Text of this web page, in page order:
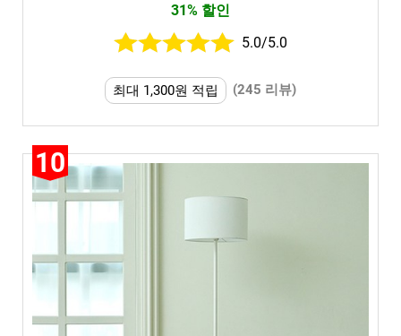
31% 할인
5.0/5.0
최대 1,300원 적립 (245 리뷰)
10